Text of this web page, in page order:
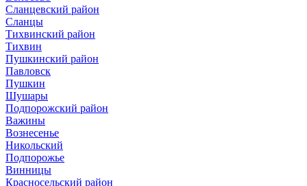
Сланцевский район
Сланцы
Тихвинский район
Тихвин
Пушкинский район
Павловск
Пушкин
Шушары
Подпорожский район
Важины
Вознесенье
Никольский
Подпорожье
Винницы
Красносельский район